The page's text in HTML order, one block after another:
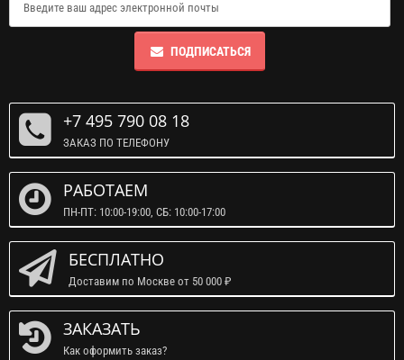
ПОДПИСАТЬСЯ
+7 495 790 08 18
ЗАКАЗ ПО ТЕЛЕФОНУ
РАБОТАЕМ
ПН-ПТ: 10:00-19:00, СБ: 10:00-17:00
БЕСПЛАТНО
Доставим по Москве от 50 000 ₽
ЗАКАЗАТЬ
Как оформить заказ?